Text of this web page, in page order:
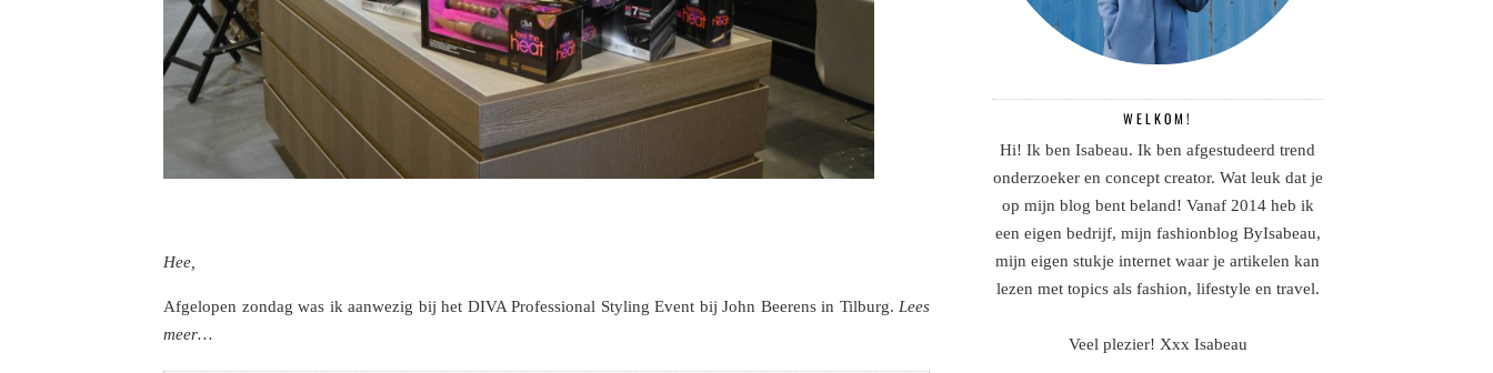
Hee,
Afgelopen zondag was ik aanwezig bij het DIVA Professional Styling Event bij John Beerens in Tilburg. Lees
meer…
WELKOM!
Hi! Ik ben Isabeau. Ik ben afgestudeerd trend
onderzoeker en concept creator. Wat leuk dat je
op mijn blog bent beland! Vanaf 2014 heb ik
een eigen bedrijf, mijn fashionblog ByIsabeau,
mijn eigen stukje internet waar je artikelen kan
lezen met topics als fashion, lifestyle en travel.
Veel plezier! Xxx Isabeau